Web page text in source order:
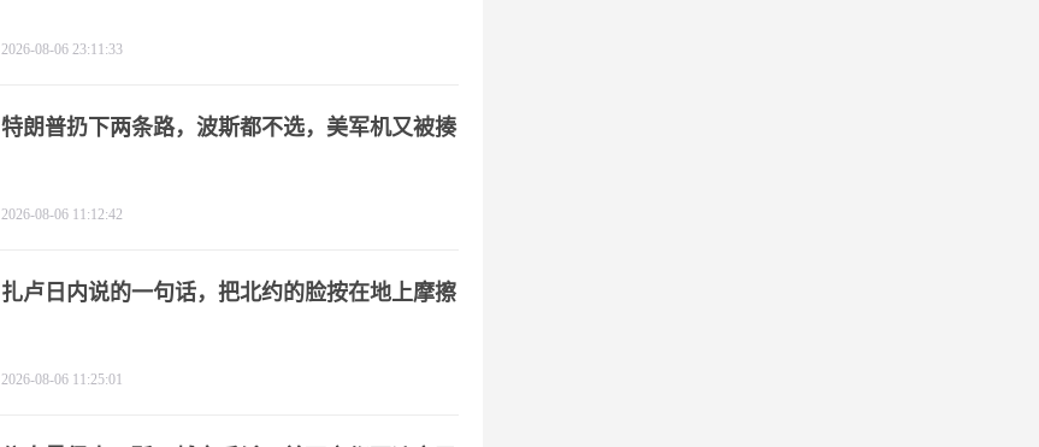
2026-08-06 23:11:33
特朗普扔下两条路，波斯都不选，美军机又被揍
2026-08-06 11:12:42
扎卢日内说的一句话，把北约的脸按在地上摩擦
2026-08-06 11:25:01